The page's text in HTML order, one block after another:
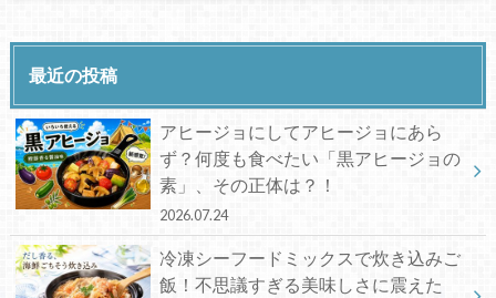
最近の投稿
アヒージョにしてアヒージョにあら
ず？何度も食べたい「黒アヒージョの
素」、その正体は？！
2026.07.24
冷凍シーフードミックスで炊き込みご
飯！不思議すぎる美味しさに震えた